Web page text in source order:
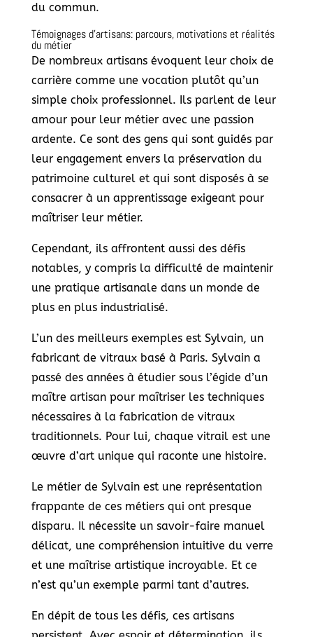
du commun.
Témoignages d’artisans: parcours, motivations et réalités
du métier
De nombreux artisans évoquent leur choix de
carrière comme une vocation plutôt qu’un
simple choix professionnel. Ils parlent de leur
amour pour leur métier avec une passion
ardente. Ce sont des gens qui sont guidés par
leur engagement envers la préservation du
patrimoine culturel et qui sont disposés à se
consacrer à un apprentissage exigeant pour
maîtriser leur métier.
Cependant, ils affrontent aussi des défis
notables, y compris la difficulté de maintenir
une pratique artisanale dans un monde de
plus en plus industrialisé.
L’un des meilleurs exemples est Sylvain, un
fabricant de vitraux basé à Paris. Sylvain a
passé des années à étudier sous l’égide d’un
maître artisan pour maîtriser les techniques
nécessaires à la fabrication de vitraux
traditionnels. Pour lui, chaque vitrail est une
œuvre d’art unique qui raconte une histoire.
Le métier de Sylvain est une représentation
frappante de ces métiers qui ont presque
disparu. Il nécessite un savoir-faire manuel
délicat, une compréhension intuitive du verre
et une maîtrise artistique incroyable. Et ce
n’est qu’un exemple parmi tant d’autres.
En dépit de tous les défis, ces artisans